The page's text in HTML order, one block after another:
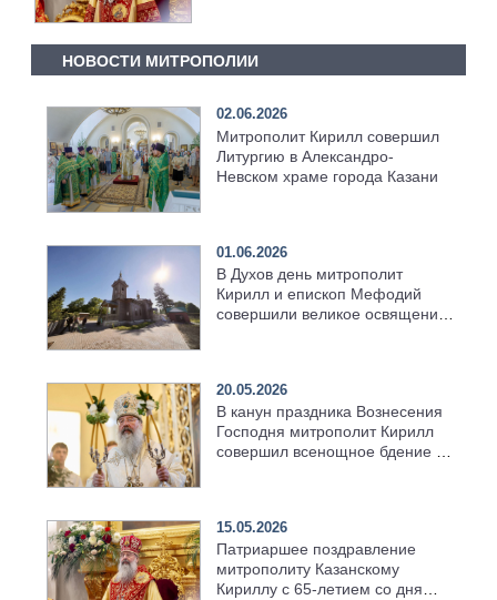
НОВОСТИ МИТРОПОЛИИ
02.06.2026
Митрополит Кирилл совершил
Литургию в Александро-
Невском храме города Казани
01.06.2026
В Духов день митрополит
Кирилл и епископ Мефодий
совершили великое освящение
20.05.2026
В канун праздника Вознесения
Господня митрополит Кирилл
совершил всенощное бдение в
15.05.2026
Патриаршее поздравление
митрополиту Казанскому
Кириллу с 65-летием со дня